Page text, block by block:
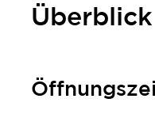
Überblick